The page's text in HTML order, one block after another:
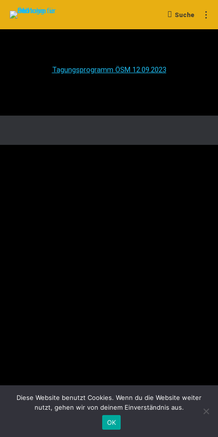
Search:
Suche
Tagungsprogramm ÖSM 12.09.2023
Diese Website benutzt Cookies. Wenn du die Website weiter
nutzt, gehen wir von deinem Einverständnis aus.
OK